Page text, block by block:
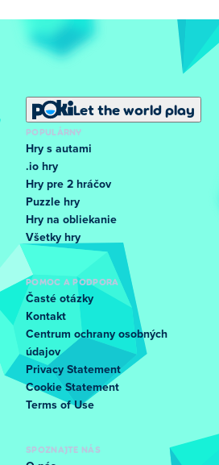
Let the world play
POPULÁRNY
Hry s autami
.io hry
Hry pre 2 hráčov
Puzzle hry
Hry na obliekanie
Všetky hry
POMOC A PODPORA
Časté otázky
Kontakt
Centrum ochrany osobných
údajov
Privacy Statement
Cookie Statement
Terms of Use
SPOZNAJTE NÁS